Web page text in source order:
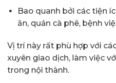
Bao quanh bởi các tiện
ăn, quán cà phê, bệnh
Vị trí này rất phù hợp với
xuyên giao dịch, làm việc
trong nội thành.